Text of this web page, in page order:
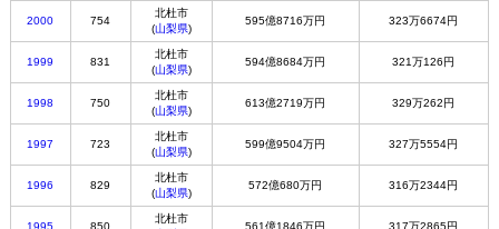
2000 754
北杜市
(山梨県)
595億8716万円 323万6674円
1999 831
北杜市
(山梨県)
594億8684万円 321万126円
1998 750
北杜市
(山梨県)
613億2719万円 329万262円
1997 723
北杜市
(山梨県)
599億9504万円 327万5554円
1996 829
北杜市
(山梨県)
572億680万円 316万2344円
1995 850
北杜市
561億1846万円 317万2865円